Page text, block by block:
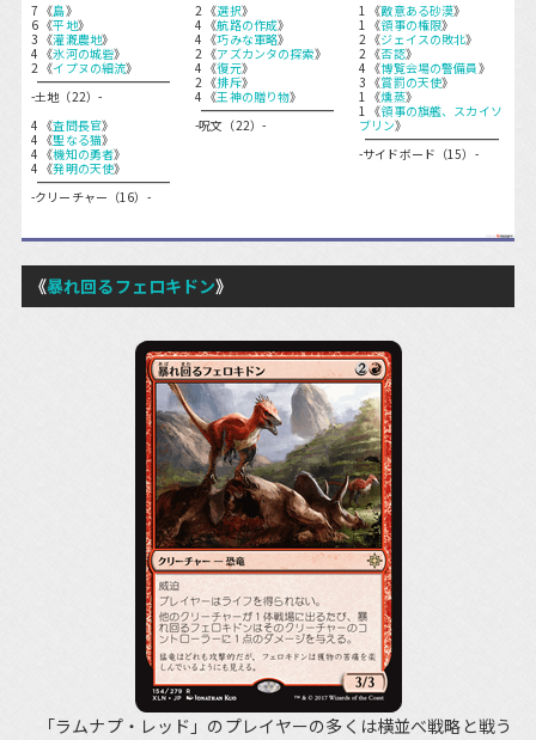
7 《島》
6 《平地》
3 《灌漑農地》
4 《氷河の城砦》
2 《イプヌの細流》
-土地（22）-
4 《査問長官》
4 《聖なる猫》
4 《機知の勇者》
4 《発明の天使》
-クリーチャー（16）-
2 《選択》
4 《航路の作成》
4 《巧みな軍略》
2 《アズカンタの探索》
4 《復元》
2 《排斥》
4 《王神の贈り物》
-呪文（22）-
1 《敵意ある砂漠》
1 《領事の権限》
2 《ジェイスの敗北》
2 《否認》
4 《博覧会場の警備員》
3 《賞罰の天使》
1 《燻蒸》
1 《領事の旗艦、スカイソ
ブリン》
-サイドボード（15）-
《暴れ回るフェロキドン》
「ラムナプ・レッド」のプレイヤーの多くは横並べ戦略と戦う